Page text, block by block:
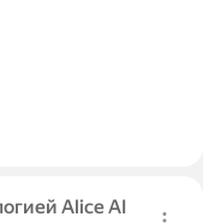
Alice AI